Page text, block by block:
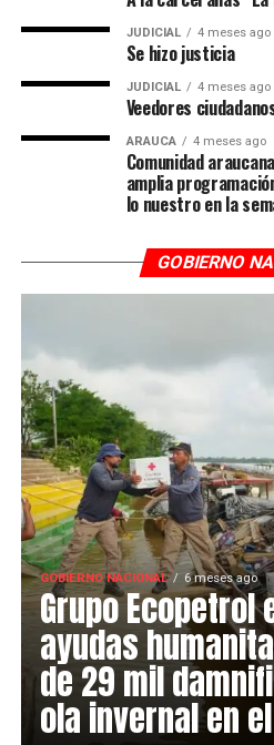
JUDICIAL 4 meses ago
Se hizo justicia
JUDICIAL 4 meses ago
Veedores
ARAUCA 4 meses ago
Comunidad
amplia
lo nuestro en la
GOBIERNO
GOBIERNO NACIONAL 6 meses ago
Grupo Ecopetrol
ayudas
de 29 mil
ola invernal en